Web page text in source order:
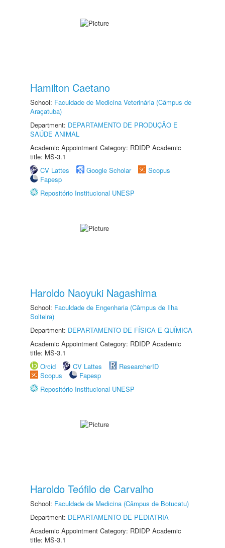
Hamilton Caetano
School: Faculdade de Medicina Veterinária (Câmpus de
Araçatuba)
Department: DEPARTAMENTO DE PRODUÇÃO E
SAÚDE ANIMAL
Academic Appointment Category: RDIDP Academic
title: MS-3.1
CV Lattes
Google Scholar
Scopus
Fapesp
Repositório Institucional UNESP
Haroldo Naoyuki Nagashima
School: Faculdade de Engenharia (Câmpus de Ilha
Solteira)
Department: DEPARTAMENTO DE FÍSICA E QUÍMICA
Academic Appointment Category: RDIDP Academic
title: MS-3.1
Orcid
CV Lattes
ResearcherID
Scopus
Fapesp
Repositório Institucional UNESP
Haroldo Teófilo de Carvalho
School: Faculdade de Medicina (Câmpus de Botucatu)
Department: DEPARTAMENTO DE PEDIATRIA
Academic Appointment Category: RDIDP Academic
title: MS-3.1